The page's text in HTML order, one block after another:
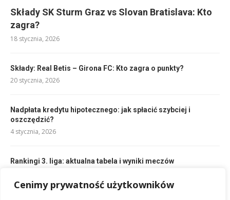
Cenimy prywatność użytkowników
Składy SK Sturm Graz vs Slovan Bratislava: Kto
zagra?
18 stycznia, 2026
Składy: Real Betis – Girona FC: Kto zagra o punkty?
20 stycznia, 2026
Nadpłata kredytu hipotecznego: jak spłacić szybciej i
oszczędzić?
4 stycznia, 2026
Rankingi 3. liga: aktualna tabela i wyniki meczów